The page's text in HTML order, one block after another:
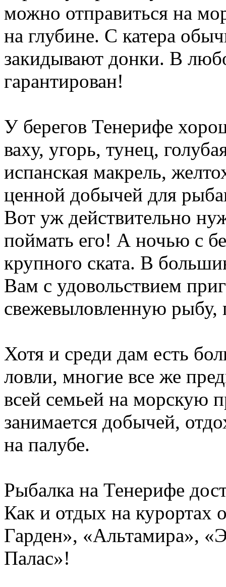
можно отправиться на
на глубине. С катера
закидывают донки. В
гарантирован!
У берегов Тенерифе
ваху, угорь, тунец,
испанская макрель,
ценной добычей для
Вот уж действительно
поймать его! А ночью с
крупного ската. В
Вам с удовольствием
свежевыловленную рыбу,
Хотя и среди дам есть
ловли, многие все же
всей семьей на морскую
занимается добычей,
на палубе.
Рыбалка на Тенерифе
Как и отдых на курортах
Гарден», «Альтамира»,
Палас»!